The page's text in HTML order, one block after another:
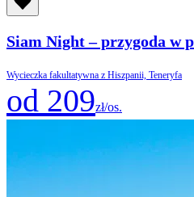
Siam Night – przygoda w
Wycieczka fakultatywna z Hiszpanii, Teneryfa
od 209zł/os.